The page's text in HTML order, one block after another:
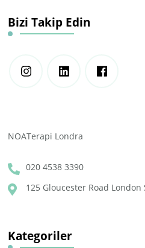
Bizi Takip Edin
NOATerapi Londra
020 4538 3390
125 Gloucester Road London
Kategoriler